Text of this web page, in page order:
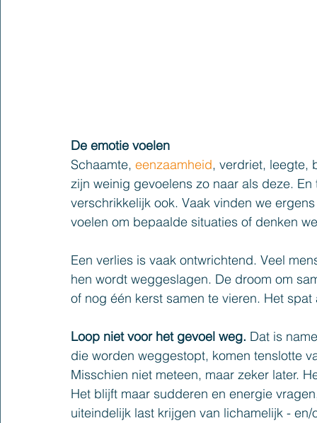
De emotie voelen
Schaamte, eenzaamheid, verdriet, leegte,
zijn weinig gevoelens zo naar als deze.
verschrikkelijk ook. Vaak vinden we
voelen om bepaalde situaties of denken
Een verlies is vaak ontwrichtend. Veel
hen wordt weggeslagen. De droom om
of nog één kerst samen te vieren. Het spat
Loop niet voor het gevoel weg. Dat is
die worden weggestopt, komen tenslotte
Misschien niet meteen, maar zeker later.
Het blijft maar sudderen en energie
uiteindelijk last krijgen van lichamelijk -